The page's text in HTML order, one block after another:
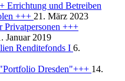
Errichtung und Betreiben
+++ 21. März 2023
Privatpersonen +++
Januar 2019
Renditefonds I 6.
Dresden"+++ 14.